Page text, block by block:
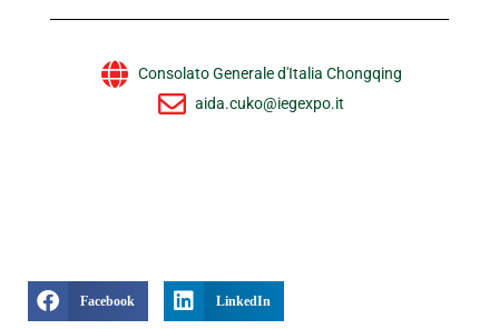
Consolato Generale d'Italia Chongqing
aida.cuko@iegexpo.it
Facebook LinkedIn